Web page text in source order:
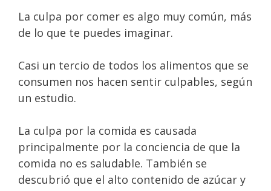
La culpa por comer es algo muy común, más
de lo que te puedes imaginar.
Casi un tercio de todos los alimentos que se
consumen nos hacen sentir culpables, según
un estudio.
La culpa por la comida es causada
principalmente por la conciencia de que la
comida no es saludable. También se
descubrió que el alto contenido de azúcar y